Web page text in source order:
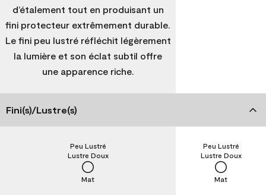
d’étalement tout en produisant un
fini protecteur extrêmement durable.
Le fini peu lustré réfléchit légèrement
la lumière et son éclat subtil offre
une apparence riche.
Fini(s)/Lustre(s)
Mat
Lustre Doux
Peu Lustré
Mat
Lustre Doux
Peu Lustré